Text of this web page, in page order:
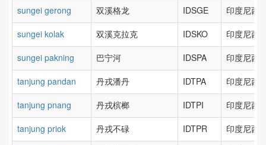
sungei gerong
双溪格龙 IDSGE
印度尼西
sungei kolak
双溪克拉克 IDSKO
印度尼西
sungei pakning
巴宁河 IDSPA
印度尼西
tanjung pandan
丹戎潘丹 IDTPA
印度尼西
tanjung pnang
丹戎槟榔 IDTPI
印度尼西
tanjung priok
丹戎不碌 IDTPR
印度尼西